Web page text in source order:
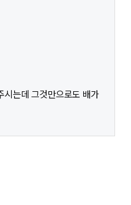
는데 그것만으로도 배가